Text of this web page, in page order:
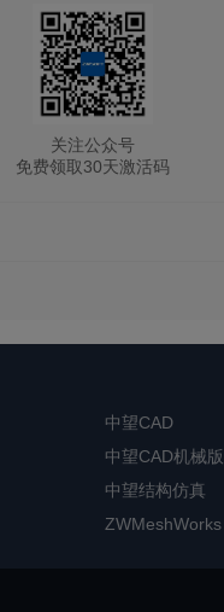
关注公众号
免费领取30天激活码
中望CAD
中望CAD机械版
中望结构仿真
ZWMeshWorks